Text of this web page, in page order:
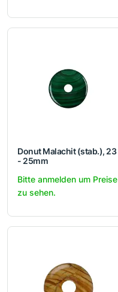
Donut Malachit (stab.), 23
- 25mm
Bitte anmelden um Preise
zu sehen.